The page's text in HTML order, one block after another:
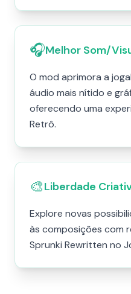
🎧Melhor Som/
O mod aprimora a
áudio mais nítido e
oferecendo uma
Retrô.
🎨Liberdade
Explore novas
às composições com
Sprunki Rewritten no